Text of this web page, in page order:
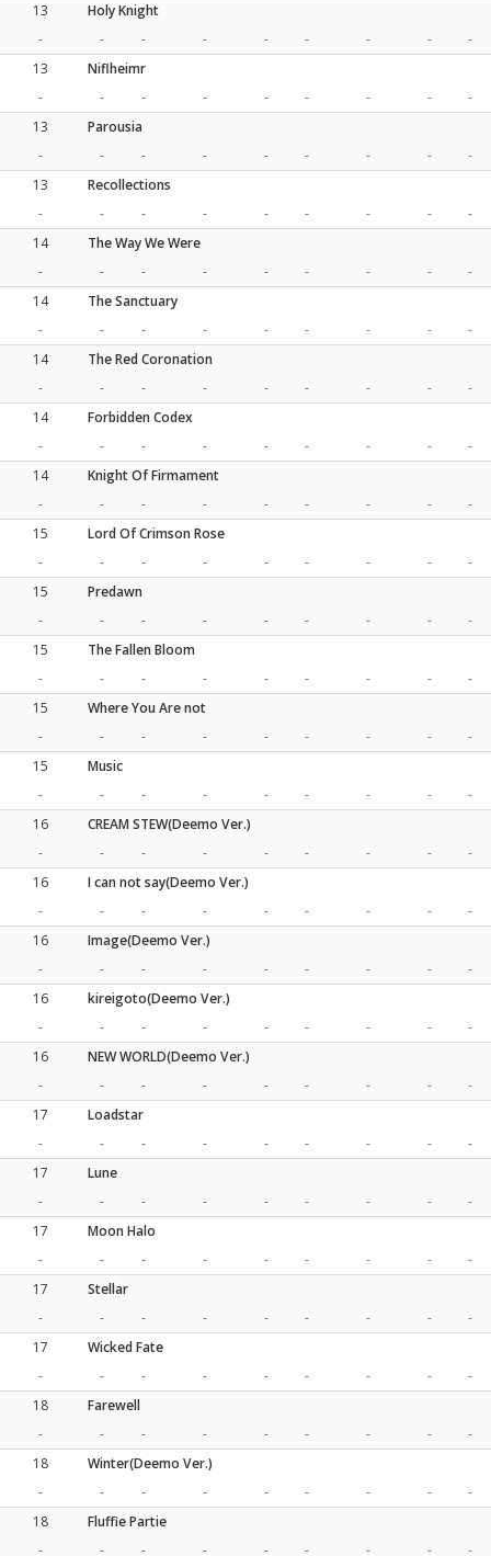
13
Holy Knight
-
- - - - - - -
-
13
Niflheimr
-
- - - - - - -
-
13
Parousia
-
- - - - - - -
-
13
Recollections
-
- - - - - - -
-
14
The Way We Were
-
- - - - - - -
-
14
The Sanctuary
-
- - - - - - -
-
14
The Red Coronation
-
- - - - - - -
-
14
Forbidden Codex
-
- - - - - - -
-
14
Knight Of Firmament
-
- - - - - - -
-
15
Lord Of Crimson Rose
-
- - - - - - -
-
15
Predawn
-
- - - - - - -
-
15
The Fallen Bloom
-
- - - - - - -
-
15
Where You Are not
-
- - - - - - -
-
15
Music
-
- - - - - - -
-
16
CREAM STEW(Deemo Ver.)
-
- - - - - - -
-
16
I can not say(Deemo Ver.)
-
- - - - - - -
-
16
Image(Deemo Ver.)
-
- - - - - - -
-
16
kireigoto(Deemo Ver.)
-
- - - - - - -
-
16
NEW WORLD(Deemo Ver.)
-
- - - - - - -
-
17
Loadstar
-
- - - - - - -
-
17
Lune
-
- - - - - - -
-
17
Moon Halo
-
- - - - - - -
-
17
Stellar
-
- - - - - - -
-
17
Wicked Fate
-
- - - - - - -
-
18
Farewell
-
- - - - - - -
-
18
Winter(Deemo Ver.)
-
- - - - - - -
-
18
Fluffie Partie
-
- - - - - - - -